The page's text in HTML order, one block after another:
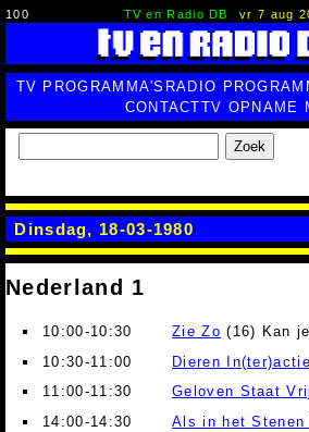
100 TV en Radio DB vr 7 aug
TV PROGRAMMA'S RADIO
CONTACTTV OPNAME
Zoek
Dinsdag, 18-03-1980
Nederland 1
10:00-10:30 Zie Zo (16) Kan
10:30-11:00
Dieren In(ter)actie
11:00-11:30
Geloven Staat Vrij
14:00-14:30
Als in het Stenen